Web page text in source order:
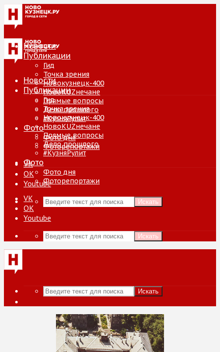
Новости
Публикации
Гид
Точка зрения
Новокузнецк-400
НовоKUZнечане
Прямые вопросы
Дело прошлого
#КузняРулит
Фото
Фото дня
Фоторепортажи
VK
ОК
Youtube
Искать
Новости
Публикации
Гид
Точка зрения
Новокузнецк-400
НовоKUZнечане
Прямые вопросы
Дело прошлого
#КузняРулит
Фото
Фото дня
Фоторепортажи
VK
ОК
Youtube
Искать
Искать